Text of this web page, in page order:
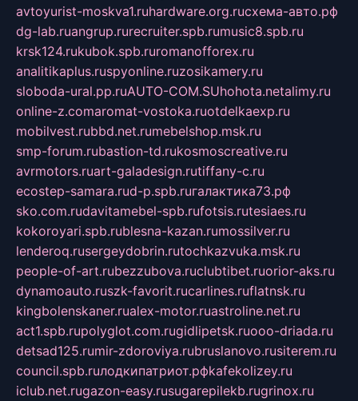
avtoyurist-moskva1.ruhardware.org.ruсхема-авто.рф
dg-lab.ruangrup.rurecruiter.spb.rumusic8.spb.ru
krsk124.rukubok.spb.ruromanofforex.ru
analitikaplus.ruspyonline.ruzosikamery.ru
sloboda-ural.pp.ruAUTO-COM.SUhohota.netalimy.ru
online-z.comaromat-vostoka.ruotdelkaexp.ru
mobilvest.rubbd.net.rumebelshop.msk.ru
smp-forum.rubastion-td.rukosmoscreative.ru
avrmotors.ruart-galadesign.rutiffany-c.ru
ecostep-samara.rud-p.spb.ruгалактика73.рф
sko.com.rudavitamebel-spb.rufotsis.rutesiaes.ru
kokoroyari.spb.rublesna-kazan.rumossilver.ru
lenderoq.rusergeydobrin.rutochkazvuka.msk.ru
people-of-art.rubezzubova.ruclubtibet.ruorior-aks.ru
dynamoauto.ruszk-favorit.rucarlines.ruflatnsk.ru
kingbolenskaner.rualex-motor.ruastroline.net.ru
act1.spb.rupolyglot.com.rugidlipetsk.ruooo-driada.ru
detsad125.rumir-zdoroviya.rubruslanovo.rusiterem.ru
council.spb.ruлодкипатриот.рфkafekolizey.ru
iclub.net.rugazon-easy.rusugarepilekb.rugrinox.ru